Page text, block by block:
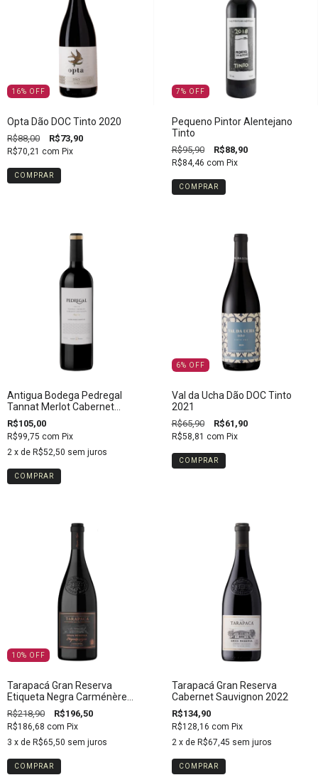
16% OFF
Opta Dão DOC Tinto 2020
R$88,00 R$73,90
R$70,21 com Pix
7% OFF
Pequeno Pintor Alentejano
Tinto
R$95,90 R$88,90
R$84,46 com Pix
Antigua Bodega Pedregal
Tannat Merlot Cabernet
Sauvignon Roble 2015
R$105,00
R$99,75 com Pix
2 x de R$52,50 sem juros
6% OFF
Val da Ucha Dão DOC Tinto
2021
R$65,90 R$61,90
R$58,81 com Pix
10% OFF
Tarapacá Gran Reserva
Etiqueta Negra Carménère
2018
R$218,90 R$196,50
R$186,68 com Pix
3 x de R$65,50 sem juros
Tarapacá Gran Reserva
Cabernet Sauvignon 2022
R$134,90
R$128,16 com Pix
2 x de R$67,45 sem juros